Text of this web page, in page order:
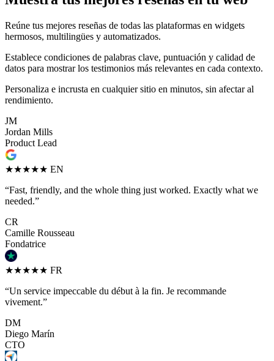
Reúne tus mejores reseñas de todas las plataformas en widgets
hermosos, multilingües y automatizados.
Establece condiciones de palabras clave, puntuación y calidad de
datos para mostrar los testimonios más relevantes en cada contexto.
Personaliza e incrusta en cualquier sitio en minutos, sin afectar al
rendimiento.
JM
Jordan Mills
Product Lead
★★★★★ EN
“Fast, friendly, and the whole thing just worked. Exactly what we
needed.”
CR
Camille Rousseau
Fondatrice
★★★★★ FR
“Un service impeccable du début à la fin. Je recommande
vivement.”
DM
Diego Marín
CTO